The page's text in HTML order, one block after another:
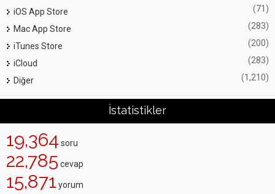
iOS App Store (71)
Mac App Store (283)
iTunes Store (200)
iCloud (283)
Diğer (1,210)
İstatistikler
19,364 soru
22,785 cevap
15,871 yorum